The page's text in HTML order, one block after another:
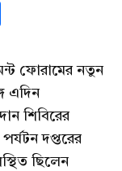
ফোরামের নতুন
এদিন
শিবিরের
দপ্তরের
ছিলেন